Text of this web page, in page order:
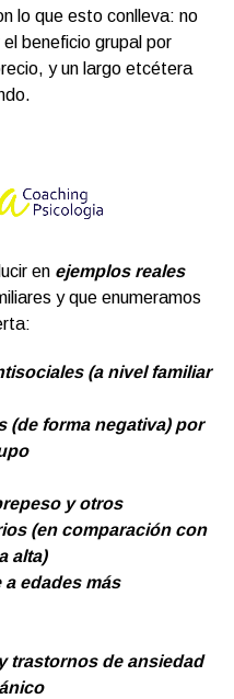
lo que esto conlleva: no
beneficio grupal por
y un largo etcétera
en ejemplos reales
y que enumeramos
(a nivel familiar
(de forma negativa) por
y otros
(en comparación con
alta)
edades más
trastornos de ansiedad